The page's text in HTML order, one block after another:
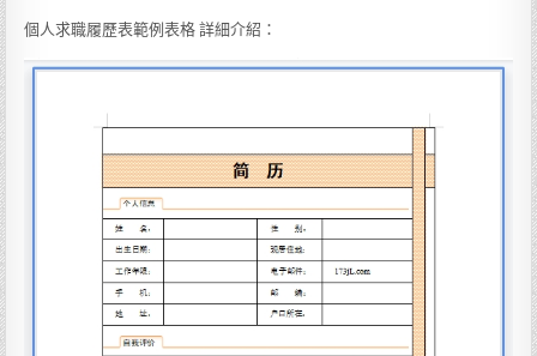
個人求職履歷表範例表格 詳細介紹：